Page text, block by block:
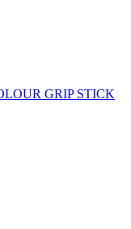
GRIP STICK